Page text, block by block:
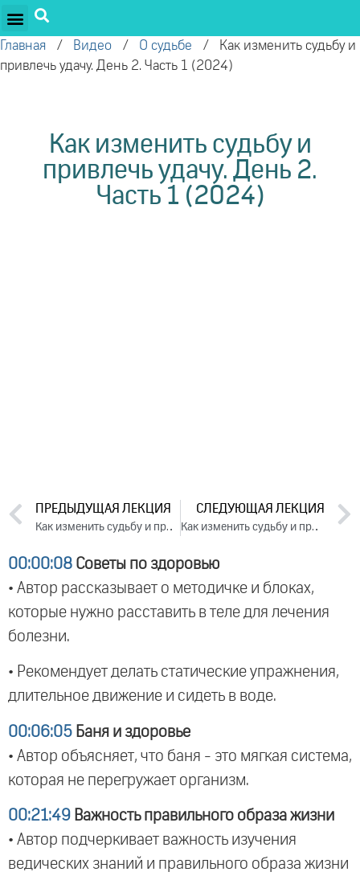
Главная / Видео / О судьбе /
Как изменить судьбу и
привлечь удачу. День 2. Часть 1 (2024)
Как изменить судьбу и
привлечь удачу. День 2.
Часть 1 (2024)
ПРЕДЫДУЩАЯ ЛЕКЦИЯ
Как изменить судьбу и привлечь удачу. День 1. Часть 2 (2024)
СЛЕДУЮЩАЯ ЛЕКЦИЯ
Как изменить судьбу и привлечь удачу. День 2. Часть 2 (2024)
00:00:08 Советы по здоровью
• Автор рассказывает о методичке и блоках,
которые нужно расставить в теле для лечения
болезни.
• Рекомендует делать статические упражнения,
длительное движение и сидеть в воде.
00:06:05 Баня и здоровье
• Автор объясняет, что баня - это мягкая система,
которая не перегружает организм.
00:21:49 Важность правильного образа жизни
• Автор подчеркивает важность изучения
ведических знаний и правильного образа жизни